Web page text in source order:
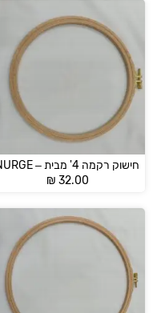
חישוק רקמה 4' מבית – NURGE
₪ 32.00